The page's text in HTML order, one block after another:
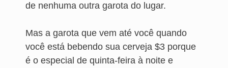
de nenhuma outra garota do lugar.
Mas a garota que vem até você quando
você está bebendo sua cerveja $3 porque
é o especial de quinta-feira à noite e